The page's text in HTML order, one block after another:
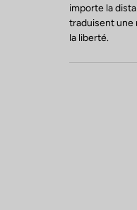
importe la
traduisent une
la liberté.